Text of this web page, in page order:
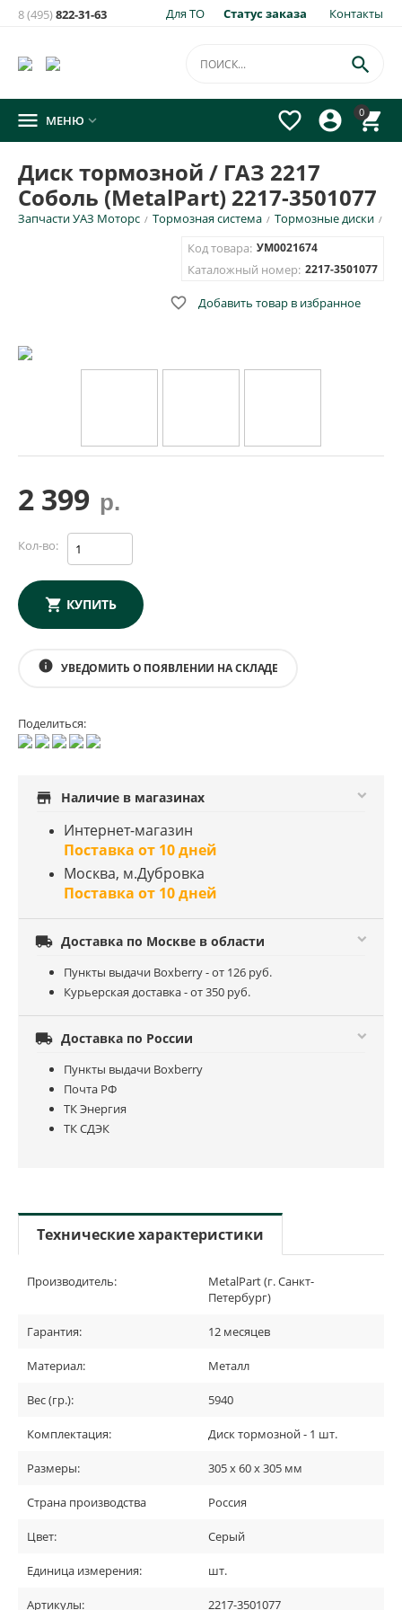
Для ТО Статус заказа Контакты
8 (495)822-31-63
0




 МЕНЮ 
Диск тормозной / ГАЗ 2217
Соболь (MetalPart) 2217-3501077
Запчасти УАЗ Моторс / Тормозная система / Тормозные диски /
Код товара: УМ0021674
Каталожный номер: 2217-3501077
 Добавить товар в избранное
2 399 р.
Кол-во:
КУПИТЬ
info УВЕДОМИТЬ О ПОЯВЛЕНИИ НА СКЛАДЕ
товара:
×
Диск тормозной / ГАЗ 2217 Соболь (MetalPart) 2217-3501077
Укажите e-mail и\или номер телефона для SMS уведомления.
E-mail для уведомления письмом
Номер телефона для SMS уведомления
Поделиться:
store Наличие в магазинах
Интернет-магазин
Поставка от 10 дней
Москва, м.Дубровка
Поставка от 10 дней
 Доставка по Москве в области
Пункты выдачи Boxberry - от 126 руб.
Курьерская доставка - от 350 руб.
 Доставка по России
Пункты выдачи Boxberry
Почта РФ
ТК Энергия
ТК СДЭК
Технические характеристики
Производитель:
MetalPart (г. Санкт-
Петербург)
Гарантия: 12 месяцев
Материал: Металл
Вес (гр.): 5940
Комплектация: Диск тормозной - 1 шт.
Размеры: 305 х 60 х 305 мм
Страна производства Россия
Цвет: Серый
Единица измерения: шт.
Артикулы: 2217-3501077